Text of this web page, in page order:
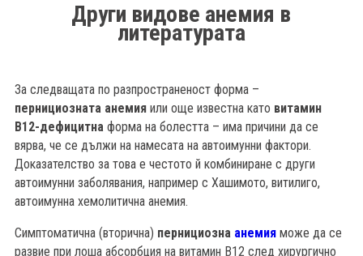
Други видове анемия в
литературата
За следващата по разпространеност форма –
пернициозната анемияили още известна като витамин
В12-дефицитнаформа на болестта – има причини да се
вярва, че се дължи на намесата на автоимунни фактори.
Доказателство за това е честото й комбиниране с други
автоимунни заболявания, например с Хашимото, витилиго,
автоимунна хемолитична анемия.
Симптоматична (вторична) пернициозна анемияможе да се
развие при лоша абсорбция на витамин В12 след хирургично